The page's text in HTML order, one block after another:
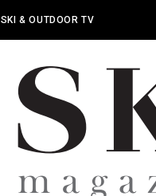
SKI & OUTDOOR TV